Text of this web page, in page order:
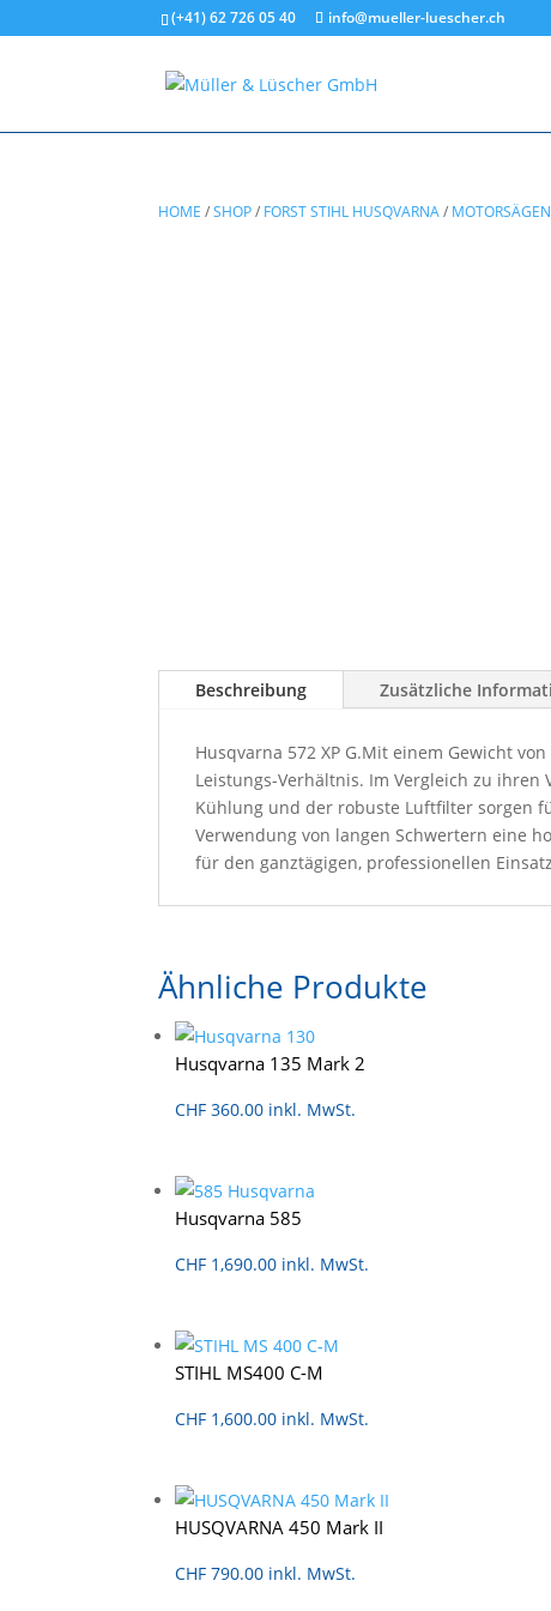
(+41) 62 726 05 40 info@mueller-luescher.ch
HOME /SHOP/ FORST STIHL HUSQVARNA/ MOTORSÄGEN
Beschreibung Zusätzliche
Husqvarna 572 XP G.Mit einem Gewicht
Leistungs-Verhältnis. Im Vergleich zu
Kühlung und der robuste Luftfilter sorgen
Verwendung von langen Schwertern eine
für den ganztägigen, professionellen
Ähnliche Produkte
Husqvarna 135 Mark 2
CHF 360.00 inkl. MwSt.
Husqvarna 585
CHF 1,690.00 inkl. MwSt.
STIHL MS400 C-M
CHF 1,600.00 inkl. MwSt.
HUSQVARNA 450 Mark II
CHF 790.00 inkl. MwSt.